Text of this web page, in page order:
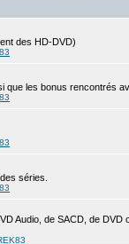
des HD-DVD)
que les bonus rencontrés
séries.
Audio, de SACD, de